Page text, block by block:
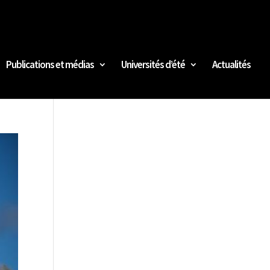
Publications et médias Universités d’été Actualités